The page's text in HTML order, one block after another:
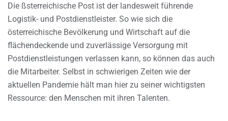
Die ßsterreichische Post ist der landesweit führende
Logistik- und Postdienstleister. So wie sich die
österreichische Bevölkerung und Wirtschaft auf die
flächendeckende und zuverlässige Versorgung mit
Postdienstleistungen verlassen kann, so können das auch
die Mitarbeiter. Selbst in schwierigen Zeiten wie der
aktuellen Pandemie hält man hier zu seiner wichtigsten
Ressource: den Menschen mit ihren Talenten.